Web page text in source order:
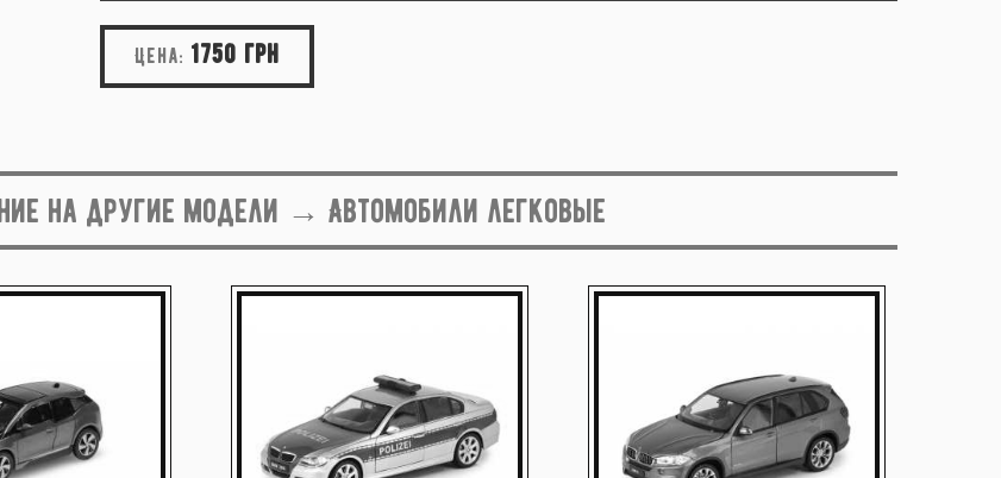
Цена: 1750 грн
на другие модели → Автомобили легковые